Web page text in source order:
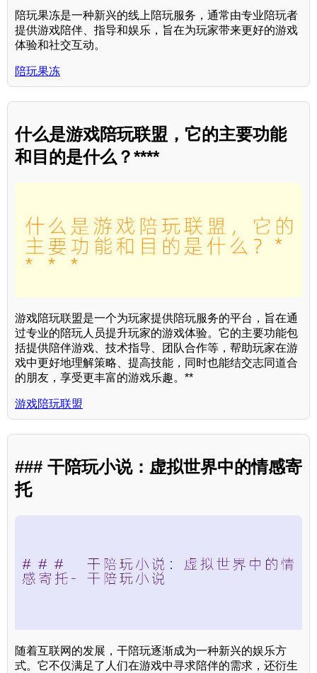
陪玩果冻是一种新兴的线上陪玩服务，通常由专业陪玩者
提供游戏陪伴、指导和娱乐，旨在为玩家带来更好的游戏
体验和社交互动。
陪玩果冻
什么是游戏陪玩联盟，它的主要功能
和目的是什么？****
游戏陪玩联盟是一个为玩家提供陪玩服务的平台，旨在通
过专业的陪玩人员提升玩家的游戏体验。它的主要功能包
括提供陪伴游戏、技术指导、团队合作等，帮助玩家在游
戏中更好地理解策略、提高技能，同时也能结交志同道合
的朋友，享受更丰富的游戏乐趣。**
游戏陪玩联盟
### 干陪玩小说：虚拟世界中的情感寄
托
随着互联网的发展，干陪玩逐渐成为一种新兴的娱乐方
式。它不仅满足了人们在游戏中寻求陪伴的需求，还衍生